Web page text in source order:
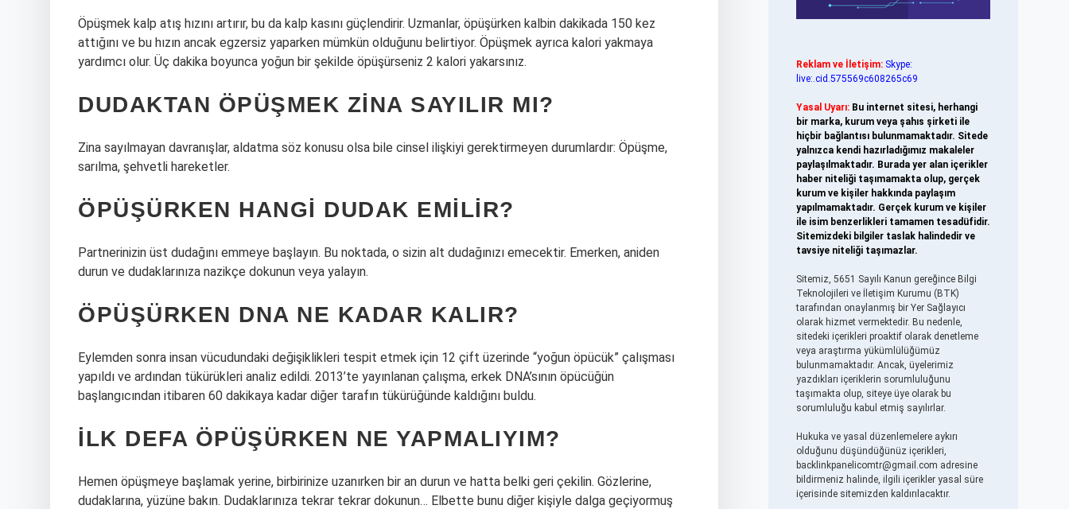
Öpüşmek kalp atış hızını artırır, bu da kalp kasını güçlendirir. Uzmanlar, öpüşürken kalbin dakikada 150 kez
attığını ve bu hızın ancak egzersiz yaparken mümkün olduğunu belirtiyor. Öpüşmek ayrıca kalori yakmaya
yardımcı olur. Üç dakika boyunca yoğun bir şekilde öpüşürseniz 2 kalori yakarsınız.
DUDAKTAN ÖPÜŞMEK ZINA SAYILIR MI?
Zina sayılmayan davranışlar, aldatma söz konusu olsa bile cinsel ilişkiyi gerektirmeyen durumlardır: Öpüşme,
sarılma, şehvetli hareketler.
ÖPÜŞÜRKEN HANGI DUDAK EMILIR?
Partnerinizin üst dudağını emmeye başlayın. Bu noktada, o sizin alt dudağınızı emecektir. Emerken, aniden
durun ve dudaklarınıza nazikçe dokunun veya yalayın.
ÖPÜŞÜRKEN DNA NE KADAR KALIR?
Eylemden sonra insan vücudundaki değişiklikleri tespit etmek için 12 çift üzerinde “yoğun öpücük” çalışması
yapıldı ve ardından tükürükleri analiz edildi. 2013’te yayınlanan çalışma, erkek DNA’sının öpücüğün
başlangıcından itibaren 60 dakikaya kadar diğer tarafın tükürüğünde kaldığını buldu.
İLK DEFA ÖPÜŞÜRKEN NE YAPMALIYIM?
Hemen öpüşmeye başlamak yerine, birbirinize uzanırken bir an durun ve hatta belki geri çekilin. Gözlerine,
dudaklarına, yüzüne bakın. Dudaklarınıza tekrar tekrar dokunun… Elbette bunu diğer kişiyle dalga geçiyormuş
Reklam ve İletişim: Skype:
live:.cid.575569c608265c69
Yasal Uyarı: Bu internet sitesi, herhangi
bir marka, kurum veya şahıs şirketi ile
hiçbir bağlantısı bulunmamaktadır. Sitede
yalnızca kendi hazırladığımız makaleler
paylaşılmaktadır. Burada yer alan içerikler
haber niteliği taşımamakta olup, gerçek
kurum ve kişiler hakkında paylaşım
yapılmamaktadır. Gerçek kurum ve kişiler
ile isim benzerlikleri tamamen tesadüfidir.
Sitemizdeki bilgiler taslak halindedir ve
tavsiye niteliği taşımazlar.
Sitemiz, 5651 Sayılı Kanun gereğince Bilgi
Teknolojileri ve İletişim Kurumu (BTK)
tarafından onaylanmış bir Yer Sağlayıcı
olarak hizmet vermektedir. Bu nedenle,
sitedeki içerikleri proaktif olarak denetleme
veya araştırma yükümlülüğümüz
bulunmamaktadır. Ancak, üyelerimiz
yazdıkları içeriklerin sorumluluğunu
taşımakta olup, siteye üye olarak bu
sorumluluğu kabul etmiş sayılırlar.
Hukuka ve yasal düzenlemelere aykırı
olduğunu düşündüğünüz içerikleri,
backlinkpanelicomtr@gmail.com adresine
bildirmeniz halinde, ilgili içerikler yasal süre
içerisinde sitemizden kaldırılacaktır.